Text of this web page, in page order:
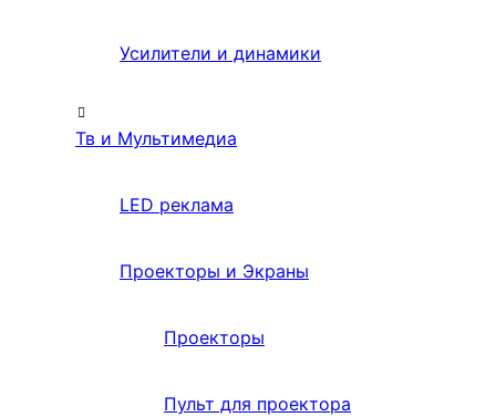
Усилители и динамики
Тв и Мультимедиа
LED реклама
Проекторы и Экраны
Проекторы
Пульт для проектора